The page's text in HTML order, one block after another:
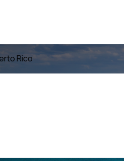
Rico